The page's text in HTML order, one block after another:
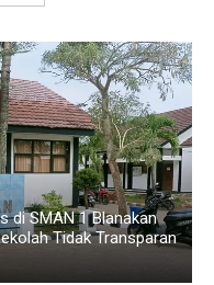
1 Blanakan
Tidak Transparan